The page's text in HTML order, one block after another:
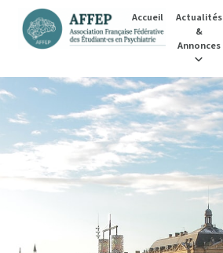
Accueil
Actualités
&
Annonces